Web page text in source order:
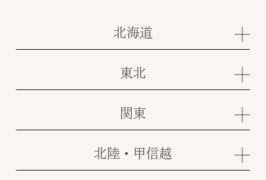
北海道
東北
関東
北陸・甲信越